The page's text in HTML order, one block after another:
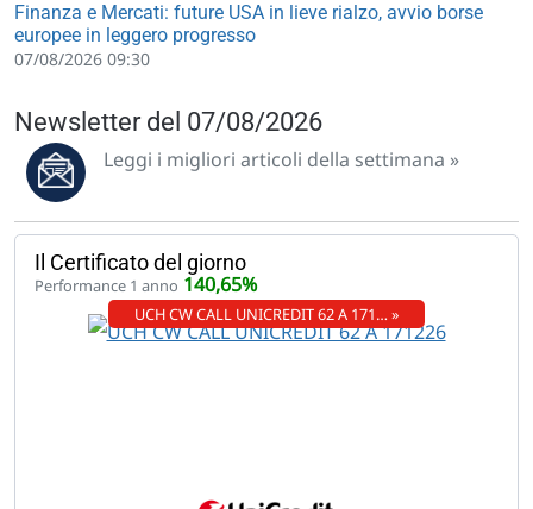
Finanza e Mercati: future USA in lieve rialzo, avvio borse
europee in leggero progresso
07/08/2026 09:30
Newsletter del 07/08/2026
Leggi i migliori articoli della settimana »
Il Certificato del giorno
Performance 1 anno 140,65%
UCH CW CALL UNICREDIT 62 A 171… »